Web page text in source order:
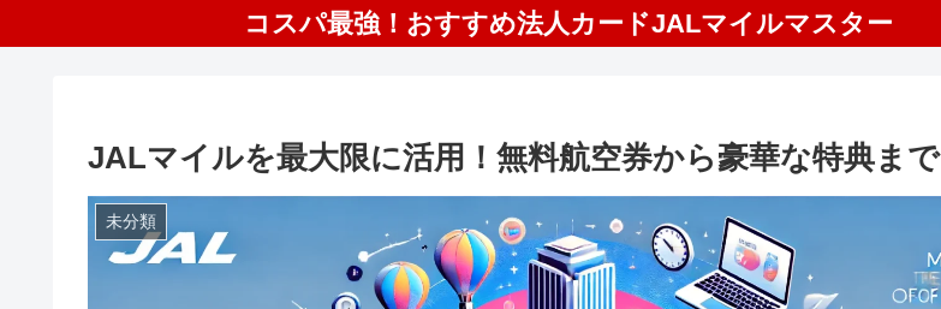
コスパ最強！おすすめ法人カードJALマイルマスター
JALマイルを最大限に活用！無料航空券から豪華な特典まで
未分類